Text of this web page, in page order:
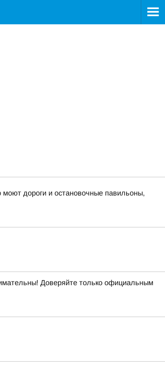
моют дороги и остановочные павильоны,
Доверяйте только официальным